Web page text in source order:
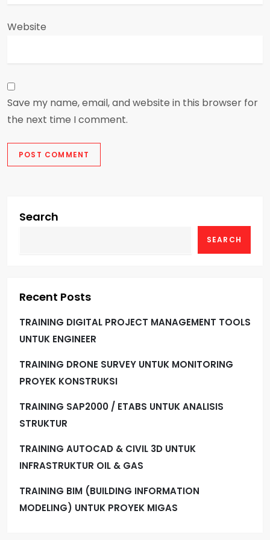
Website
Save my name, email, and website in this browser for
the next time I comment.
Search
SEARCH
Recent Posts
TRAINING DIGITAL PROJECT MANAGEMENT TOOLS
UNTUK ENGINEER
TRAINING DRONE SURVEY UNTUK MONITORING
PROYEK KONSTRUKSI
TRAINING SAP2000 / ETABS UNTUK ANALISIS
STRUKTUR
TRAINING AUTOCAD & CIVIL 3D UNTUK
INFRASTRUKTUR OIL & GAS
TRAINING BIM (BUILDING INFORMATION
MODELING) UNTUK PROYEK MIGAS